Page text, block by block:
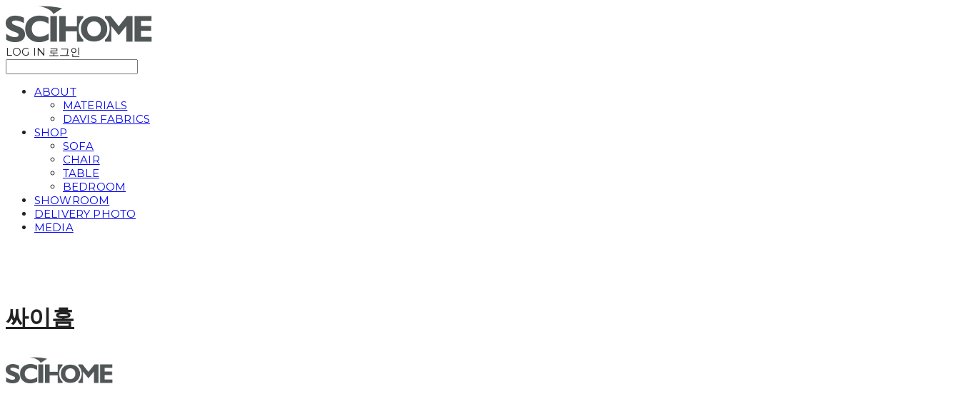
LOG IN 로그인
ABOUT
MATERIALS
DAVIS FABRICS
SHOP
SOFA
CHAIR
TABLE
BEDROOM
SHOWROOM
DELIVERY PHOTO
MEDIA
싸이홈